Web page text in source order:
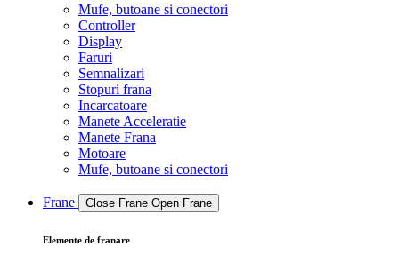
Mufe, butoane si conectori
Controller
Display
Faruri
Semnalizari
Stopuri frana
Incarcatoare
Manete Acceleratie
Manete Frana
Motoare
Mufe, butoane si conectori
Frane Close Frane Open Frane
Elemente de franare